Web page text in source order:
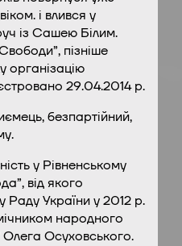
і влився у
із Сашею Білим.
пізніше
організацію
29.04.2014 р.
безпартійний,
у Рівненському
від якого
Раду України у 2012 р.
народного
Олега Осуховського.